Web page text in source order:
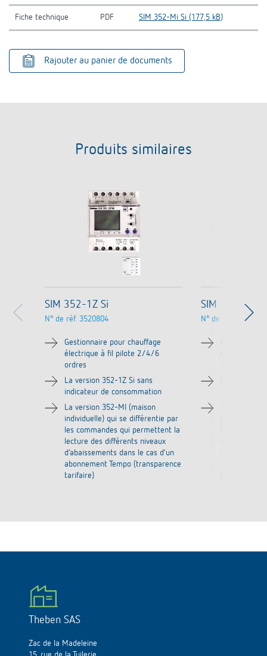
Fiche technique PDF SIM 352-Mi Si (177,5 kB)
Rajouter au panier de documents
Produits similaires
SIM 352-1Z Si
N° de réf. 3520804
Gestionnaire pour chauffage
électrique à fil pilote 2/4/6
ordres
La version 352-1Z Si sans
indicateur de consommation
La version 352-MI (maison
individuelle) qui se différentie par
les commandes qui permettent la
lecture des différents niveaux
d’abaissements dans le cas d’un
abonnement Tempo (transparence
tarifaire)
SIM 352-MI
N° de réf. 3520803
Theben SAS
Zac de la Madeleine